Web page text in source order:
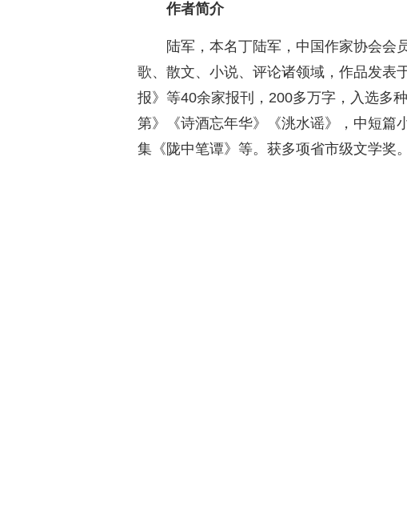
作者简介
陆军，本名丁陆军，中国作家协会会
歌、散文、小说、评论诸领域，作品发表
报》等40余家报刊，200多万字，入选多
第》《诗酒忘年华》《洮水谣》，中短篇
集《陇中笔谭》等。获多项省市级文学奖